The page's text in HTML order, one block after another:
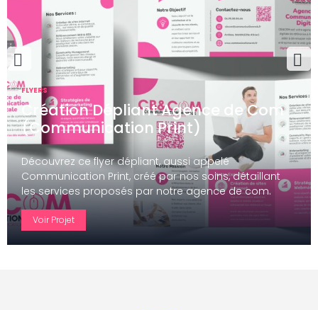
Pr
evi
ou
s
FLYERS
Création Dépliant Agence de Com
(Communication Print)
Découvrez ce flyer dépliant, aussi appelé
Communication Print, créé par nos soins, détaillant
les services proposés par notre agence de com.
Voir Projet
Ne
xt